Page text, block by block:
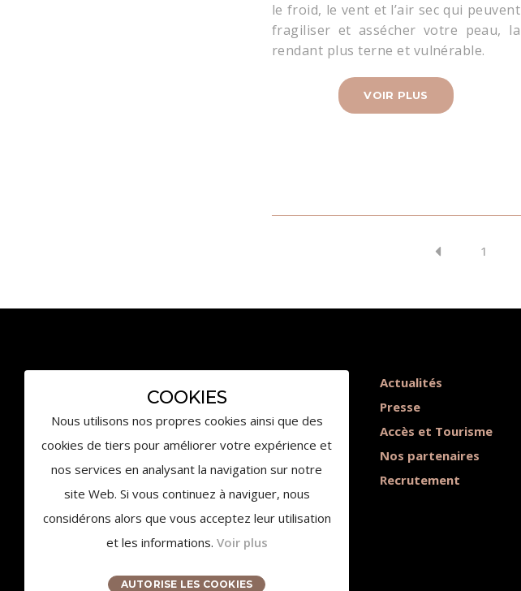
le froid, le vent et l’air sec qui peuvent
fragiliser et assécher votre peau, la
rendant plus terne et vulnérable.
VOIR PLUS
1
COOKIES
Nous utilisons nos propres cookies ainsi que des
cookies de tiers pour améliorer votre expérience et
nos services en analysant la navigation sur notre
site Web. Si vous continuez à naviguer, nous
considérons alors que vous acceptez leur utilisation
et les informations. Voir plus
AUTORISE LES COOKIES
13100 Aix-en-Provence
+33 (0)4 84 930 930
Actualités
Presse
Accès et Tourisme
Nos partenaires
Recrutement